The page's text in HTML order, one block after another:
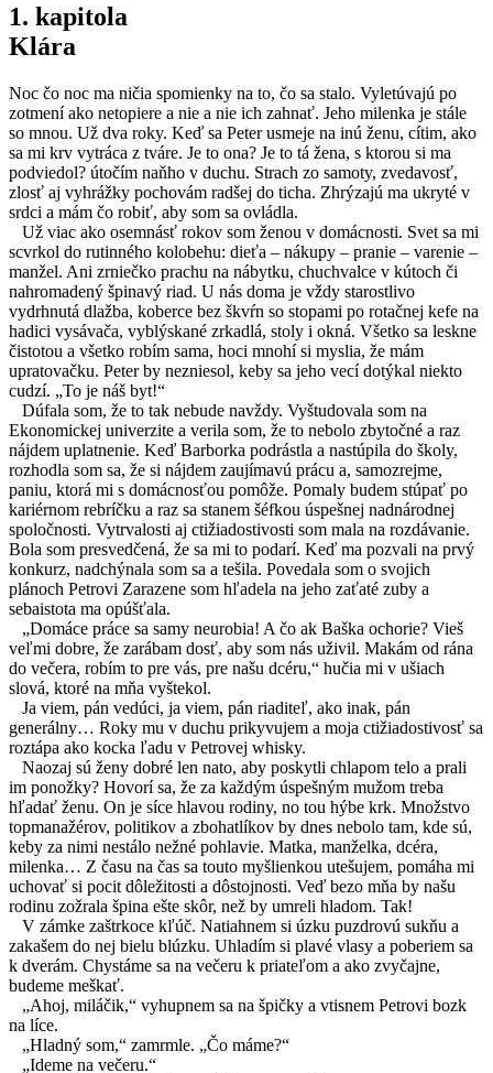
1. kapitola
Klára
Noc čo noc ma ničia spomienky na to, čo sa stalo. Vyletúvajú po
zotmení ako netopiere a nie a nie ich zahnať. Jeho milenka je stále
so mnou. Už dva roky. Keď sa Peter usmeje na inú ženu, cítim, ako
sa mi krv vytráca z tváre. Je to ona? Je to tá žena, s ktorou si ma
podviedol? útočím naňho v duchu. Strach zo samoty, zvedavosť,
zlosť aj vyhrážky pochovám radšej do ticha. Zhrýzajú ma ukryté v
srdci a mám čo robiť, aby som sa ovládla.
Už viac ako osemnásť rokov som ženou v domácnosti. Svet sa mi
scvrkol do rutinného kolobehu: dieťa – nákupy – pranie – varenie –
manžel. Ani zrniečko prachu na nábytku, chuchvalce v kútoch či
nahromadený špinavý riad. U nás doma je vždy starostlivo
vydrhnutá dlažba, koberce bez škvŕn so stopami po rotačnej kefe na
hadici vysávača, vyblýskané zrkadlá, stoly i okná. Všetko sa leskne
čistotou a všetko robím sama, hoci mnohí si myslia, že mám
upratovačku. Peter by nezniesol, keby sa jeho vecí dotýkal niekto
cudzí. „To je náš byt!“
Dúfala som, že to tak nebude navždy. Vyštudovala som na
Ekonomickej univerzite a verila som, že to nebolo zbytočné a raz
nájdem uplatnenie. Keď Barborka podrástla a nastúpila do školy,
rozhodla som sa, že si nájdem zaujímavú prácu a, samozrejme,
paniu, ktorá mi s domácnosťou pomôže. Pomaly budem stúpať po
kariérnom rebríčku a raz sa stanem šéfkou úspešnej nadnárodnej
spoločnosti. Vytrvalosti aj ctižiadostivosti som mala na rozdávanie.
Bola som presvedčená, že sa mi to podarí. Keď ma pozvali na prvý
konkurz, nadchýnala som sa a tešila. Povedala som o svojich
plánoch Petrovi Zarazene som hľadela na jeho zaťaté zuby a
sebaistota ma opúšťala.
„Domáce práce sa samy neurobia! A čo ak Baška ochorie? Vieš
veľmi dobre, že zarábam dosť, aby som nás uživil. Makám od rána
do večera, robím to pre vás, pre našu dcéru,“ hučia mi v ušiach
slová, ktoré na mňa vyštekol.
Ja viem, pán vedúci, ja viem, pán riaditeľ, ako inak, pán
generálny… Roky mu v duchu prikyvujem a moja ctižiadostivosť sa
roztápa ako kocka ľadu v Petrovej whisky.
Naozaj sú ženy dobré len nato, aby poskytli chlapom telo a prali
im ponožky? Hovorí sa, že za každým úspešným mužom treba
hľadať ženu. On je síce hlavou rodiny, no tou hýbe krk. Množstvo
topmanažérov, politikov a zbohatlíkov by dnes nebolo tam, kde sú,
keby za nimi nestálo nežné pohlavie. Matka, manželka, dcéra,
milenka… Z času na čas sa touto myšlienkou utešujem, pomáha mi
uchovať si pocit dôležitosti a dôstojnosti. Veď bezo mňa by našu
rodinu zožrala špina ešte skôr, než by umreli hladom. Tak!
V zámke zaštrkoce kľúč. Natiahnem si úzku puzdrovú sukňu a
zakašem do nej bielu blúzku. Uhladím si plavé vlasy a poberiem sa
k dverám. Chystáme sa na večeru k priateľom a ako zvyčajne,
budeme meškať.
„Ahoj, miláčik,“ vyhupnem sa na špičky a vtisnem Petrovi bozk
na líce.
„Hladný som,“ zamrmle. „Čo máme?“
„Ideme na večeru.“